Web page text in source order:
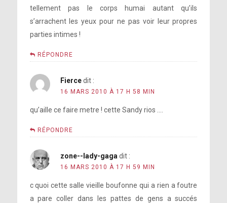
tellement pas le corps humai autant qu’ils
s’arrachent les yeux pour ne pas voir leur propres
parties intimes !
RÉPONDRE
Fierce dit :
16 MARS 2010 À 17 H 58 MIN
qu’aille ce faire metre ! cette Sandy rios ….
RÉPONDRE
zone--lady-gaga dit :
16 MARS 2010 À 17 H 59 MIN
c quoi cette salle vieille boufonne qui a rien a foutre
a pare coller dans les pattes de gens a succés